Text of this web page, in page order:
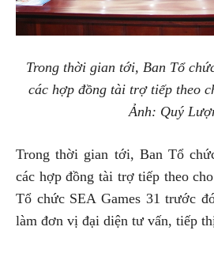
Trong thời gian tới, Ban Tổ
các hợp đồng tài trợ tiếp theo
Ảnh: Quý
Trong thời gian tới, Ban Tổ
các hợp đồng tài trợ tiếp theo
Tổ chức SEA Games 31 trước
làm đơn vị đại diện tư vấn, tiếp